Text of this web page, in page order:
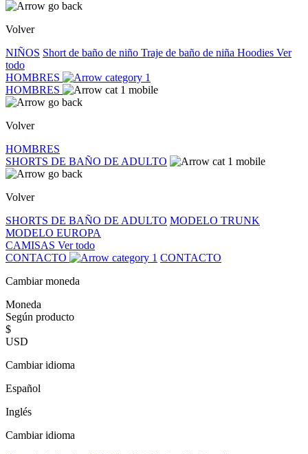
Volver
NIÑOS Short de baño de niño Traje de baño de niña Hoodies Ver
todo
HOMBRES
HOMBRES
Volver
HOMBRES
SHORTS DE BAÑO DE ADULTO
Volver
SHORTS DE BAÑO DE ADULTO MODELO TRUNK
MODELO EUROPA
CAMISAS Ver todo
CONTACTO
CONTACTO
Cambiar moneda
Moneda
Según producto
$
USD
Cambiar idioma
Español
Inglés
Cambiar idioma